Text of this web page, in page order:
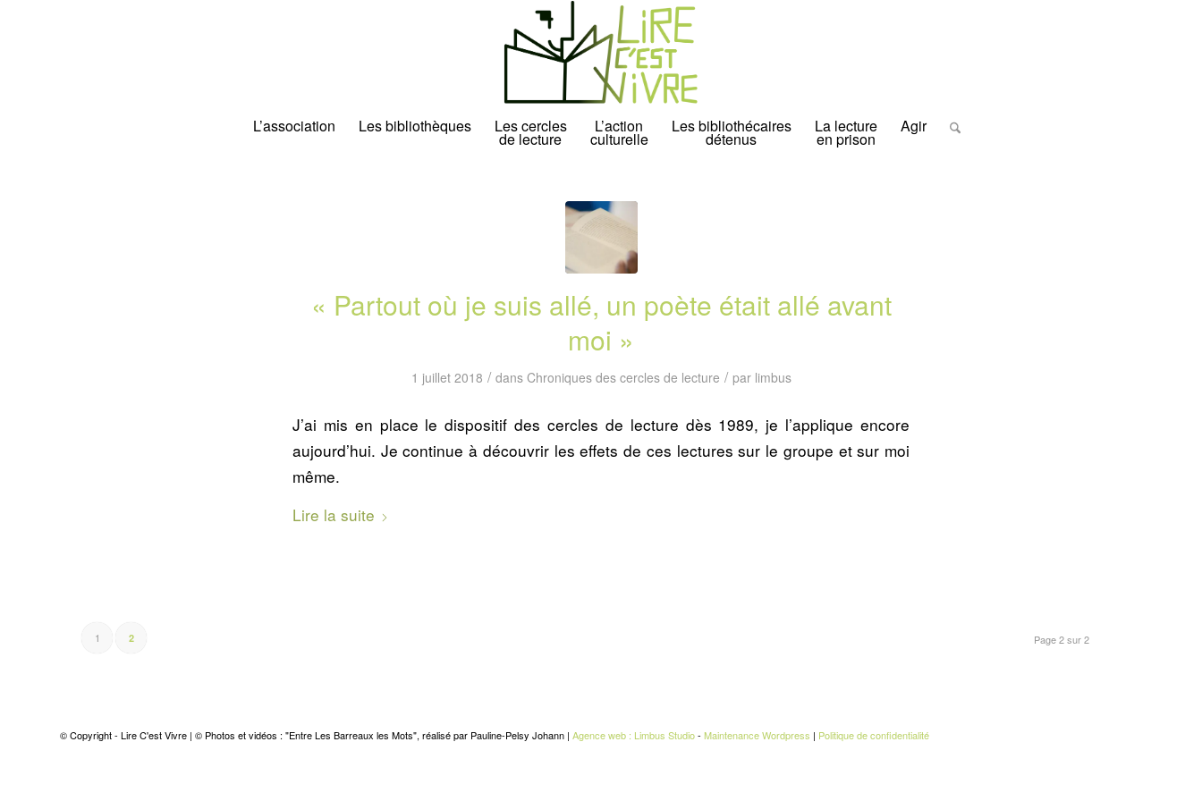
L’association Les bibliothèques Les cercles
de lecture
L’action
culturelle
Les bibliothécaires
détenus
La lecture
en prison
Agir
« Partout où je suis allé, un poète était allé avant
moi »
1 juillet 2018 / dans Chroniques des cercles de lecture / par limbus
J’ai mis en place le dispositif des cercles de lecture dès 1989, je l’applique encore
aujourd’hui. Je continue à découvrir les effets de ces lectures sur le groupe et sur moi
même.
Lire la suite
Page 2 sur 2
1 2
© Copyright - Lire C'est Vivre | © Photos et vidéos : "Entre Les Barreaux les Mots", réalisé par Pauline-Pelsy Johann | Agence web : Limbus Studio- Maintenance Wordpress | Politique de confidentialité